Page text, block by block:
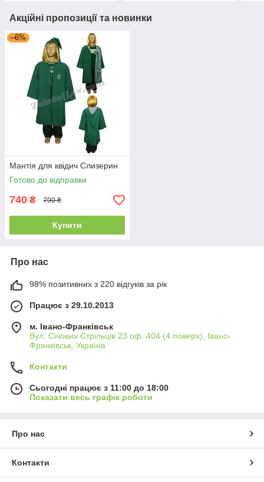
Акційні пропозиції та новинки
–6%
Мантія для квідич Слизерин
Готово до відправки
740 ₴ 790 ₴
Купити
Про нас
98% позитивних з 220 відгуків за рік
Працює з 29.10.2013
м. Івано-Франківськ
Вул. Січових Стрільців 23 оф. 404 (4 поверх), Івано-
Франківськ, Україна
Контакти
Сьогодні працює з 11:00 до 18:00
Показати весь графік роботи
Про нас
Контакти